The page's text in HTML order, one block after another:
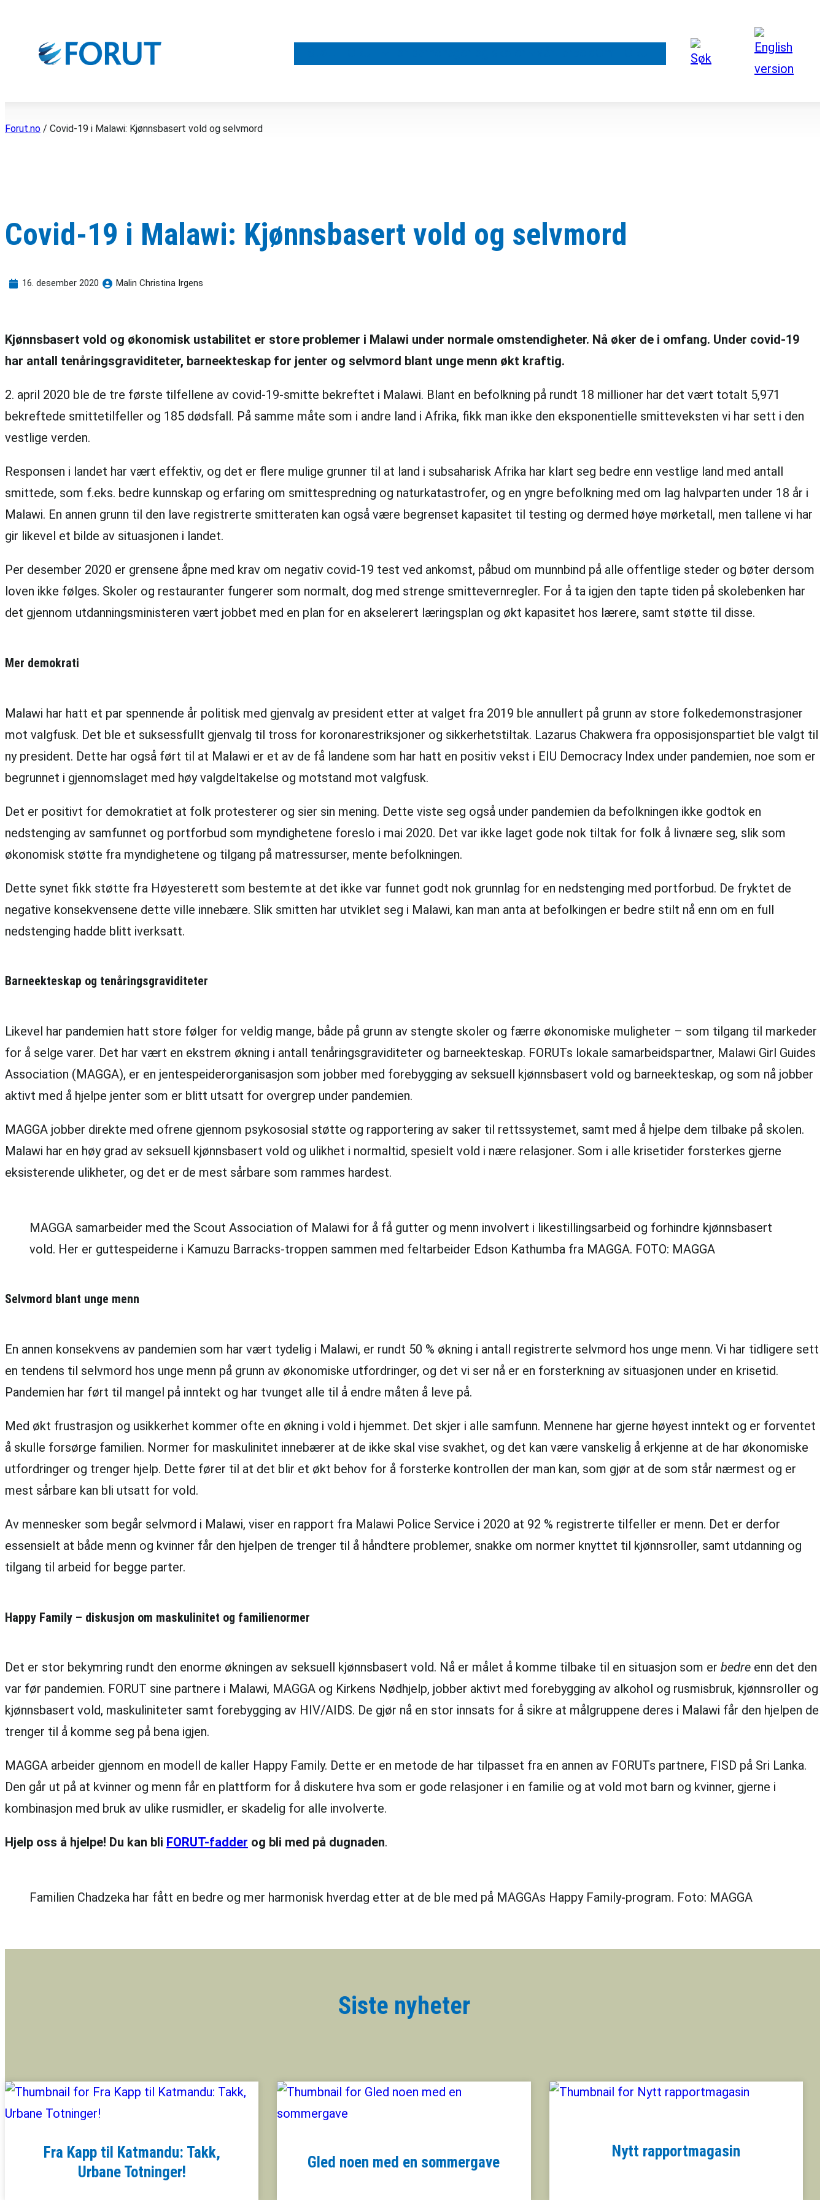
innhold
Forut.no / Covid-19 i Malawi: Kjønnsbasert vold og selvmord
Covid-19 i Malawi: Kjønnsbasert vold og selvmord
16. desember 2020 Malin Christina Irgens
Kjønnsbasert vold og økonomisk ustabilitet er store problemer i Malawi under normale omstendigheter. Nå øker de i omfang. Under covid-19
har antall tenåringsgraviditeter, barneekteskap for jenter og selvmord blant unge menn økt kraftig.
2. april 2020 ble de tre første tilfellene av covid-19-smitte bekreftet i Malawi. Blant en befolkning på rundt 18 millioner har det vært totalt 5,971
bekreftede smittetilfeller og 185 dødsfall. På samme måte som i andre land i Afrika, fikk man ikke den eksponentielle smitteveksten vi har sett i den
vestlige verden.
Responsen i landet har vært effektiv, og det er flere mulige grunner til at land i subsaharisk Afrika har klart seg bedre enn vestlige land med antall
smittede, som f.eks. bedre kunnskap og erfaring om smittespredning og naturkatastrofer, og en yngre befolkning med om lag halvparten under 18 år i
Malawi. En annen grunn til den lave registrerte smitteraten kan også være begrenset kapasitet til testing og dermed høye mørketall, men tallene vi har
gir likevel et bilde av situasjonen i landet.
Per desember 2020 er grensene åpne med krav om negativ covid-19 test ved ankomst, påbud om munnbind på alle offentlige steder og bøter dersom
loven ikke følges. Skoler og restauranter fungerer som normalt, dog med strenge smittevernregler. For å ta igjen den tapte tiden på skolebenken har
det gjennom utdanningsministeren vært jobbet med en plan for en akselerert læringsplan og økt kapasitet hos lærere, samt støtte til disse.
Mer demokrati
Malawi har hatt et par spennende år politisk med gjenvalg av president etter at valget fra 2019 ble annullert på grunn av store folkedemonstrasjoner
mot valgfusk. Det ble et suksessfullt gjenvalg til tross for koronarestriksjoner og sikkerhetstiltak. Lazarus Chakwera fra opposisjonspartiet ble valgt til
ny president. Dette har også ført til at Malawi er et av de få landene som har hatt en positiv vekst i EIU Democracy Index under pandemien, noe som er
begrunnet i gjennomslaget med høy valgdeltakelse og motstand mot valgfusk.
Det er positivt for demokratiet at folk protesterer og sier sin mening. Dette viste seg også under pandemien da befolkningen ikke godtok en
nedstenging av samfunnet og portforbud som myndighetene foreslo i mai 2020. Det var ikke laget gode nok tiltak for folk å livnære seg, slik som
økonomisk støtte fra myndighetene og tilgang på matressurser, mente befolkningen.
Dette synet fikk støtte fra Høyesterett som bestemte at det ikke var funnet godt nok grunnlag for en nedstenging med portforbud. De fryktet de
negative konsekvensene dette ville innebære. Slik smitten har utviklet seg i Malawi, kan man anta at befolkingen er bedre stilt nå enn om en full
nedstenging hadde blitt iverksatt.
Barneekteskap og tenåringsgraviditeter
Likevel har pandemien hatt store følger for veldig mange, både på grunn av stengte skoler og færre økonomiske muligheter – som tilgang til markeder
for å selge varer. Det har vært en ekstrem økning i antall tenåringsgraviditeter og barneekteskap. FORUTs lokale samarbeidspartner, Malawi Girl Guides
Association (MAGGA), er en jentespeiderorganisasjon som jobber med forebygging av seksuell kjønnsbasert vold og barneekteskap, og som nå jobber
aktivt med å hjelpe jenter som er blitt utsatt for overgrep under pandemien.
MAGGA jobber direkte med ofrene gjennom psykososial støtte og rapportering av saker til rettssystemet, samt med å hjelpe dem tilbake på skolen.
Malawi har en høy grad av seksuell kjønnsbasert vold og ulikhet i normaltid, spesielt vold i nære relasjoner. Som i alle krisetider forsterkes gjerne
eksisterende ulikheter, og det er de mest sårbare som rammes hardest.
MAGGA samarbeider med the Scout Association of Malawi for å få gutter og menn involvert i likestillingsarbeid og forhindre kjønnsbasert
vold. Her er guttespeiderne i Kamuzu Barracks-troppen sammen med feltarbeider Edson Kathumba fra MAGGA. FOTO: MAGGA
Selvmord blant unge menn
En annen konsekvens av pandemien som har vært tydelig i Malawi, er rundt 50 % økning i antall registrerte selvmord hos unge menn. Vi har tidligere sett
en tendens til selvmord hos unge menn på grunn av økonomiske utfordringer, og det vi ser nå er en forsterkning av situasjonen under en krisetid.
Pandemien har ført til mangel på inntekt og har tvunget alle til å endre måten å leve på.
Med økt frustrasjon og usikkerhet kommer ofte en økning i vold i hjemmet. Det skjer i alle samfunn. Mennene har gjerne høyest inntekt og er forventet
å skulle forsørge familien. Normer for maskulinitet innebærer at de ikke skal vise svakhet, og det kan være vanskelig å erkjenne at de har økonomiske
utfordringer og trenger hjelp. Dette fører til at det blir et økt behov for å forsterke kontrollen der man kan, som gjør at de som står nærmest og er
mest sårbare kan bli utsatt for vold.
Av mennesker som begår selvmord i Malawi, viser en rapport fra Malawi Police Service i 2020 at 92 % registrerte tilfeller er menn. Det er derfor
essensielt at både menn og kvinner får den hjelpen de trenger til å håndtere problemer, snakke om normer knyttet til kjønnsroller, samt utdanning og
tilgang til arbeid for begge parter.
Happy Family – diskusjon om maskulinitet og familienormer
Det er stor bekymring rundt den enorme økningen av seksuell kjønnsbasert vold. Nå er målet å komme tilbake til en situasjon som er bedre enn det den
var før pandemien. FORUT sine partnere i Malawi, MAGGA og Kirkens Nødhjelp, jobber aktivt med forebygging av alkohol og rusmisbruk, kjønnsroller og
kjønnsbasert vold, maskuliniteter samt forebygging av HIV/AIDS. De gjør nå en stor innsats for å sikre at målgruppene deres i Malawi får den hjelpen de
trenger til å komme seg på bena igjen.
MAGGA arbeider gjennom en modell de kaller Happy Family. Dette er en metode de har tilpasset fra en annen av FORUTs partnere, FISD på Sri Lanka.
Den går ut på at kvinner og menn får en plattform for å diskutere hva som er gode relasjoner i en familie og at vold mot barn og kvinner, gjerne i
kombinasjon med bruk av ulike rusmidler, er skadelig for alle involverte.
Hjelp oss å hjelpe! Du kan bli FORUT-fadder og bli med på dugnaden.
Familien Chadzeka har fått en bedre og mer harmonisk hverdag etter at de ble med på MAGGAs Happy Family-program. Foto: MAGGA
Siste nyheter
Fra Kapp til Katmandu: Takk,
Urbane Totninger!
Gled noen med en sommergave
Nytt rapportmagasin